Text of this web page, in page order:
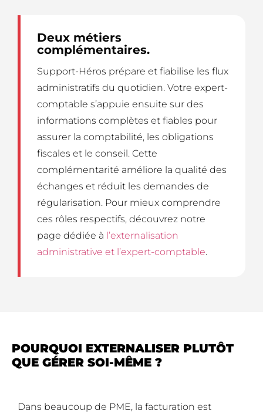
Deux métiers
complémentaires.
Support-Héros prépare et fiabilise les flux
administratifs du quotidien. Votre expert-
comptable s’appuie ensuite sur des
informations complètes et fiables pour
assurer la comptabilité, les obligations
fiscales et le conseil. Cette
complémentarité améliore la qualité des
échanges et réduit les demandes de
régularisation. Pour mieux comprendre
ces rôles respectifs, découvrez notre
page dédiée à l’externalisation
administrative et l’expert-comptable.
POURQUOI EXTERNALISER PLUTÔT
QUE GÉRER SOI-MÊME ?
Dans beaucoup de PME, la facturation est